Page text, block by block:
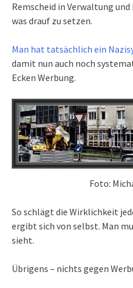
Remscheid in Verwaltung
was drauf zu setzen.
Man hat tatsächlich ein
damit nun auch noch
Ecken Werbung.
Foto:
So schlägt die Wirklichkeit
ergibt sich von selbst. Man
sieht.
Übrigens – nichts gegen